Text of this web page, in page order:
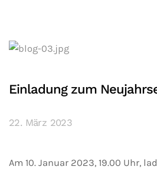
Einladung zum
22. März 2023
Am 10. Januar 2023, 19.00 Uhr,